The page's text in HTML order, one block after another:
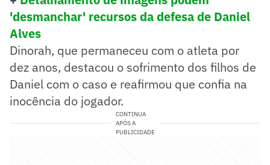
'desmanchar' recursos da defesa de Daniel
Alves
Dinorah, que permaneceu com o atleta por
dez anos, destacou o sofrimento dos filhos de
Daniel com o caso e reafirmou que confia na
inocência do jogador.
CONTINUA
APÓS A
PUBLICIDADE